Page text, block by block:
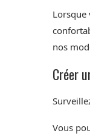
Lorsque
nos
Créer
Vous